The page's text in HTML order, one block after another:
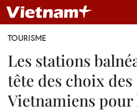
TOURISME
Les stations
tête des choix des
Vietnamiens pour